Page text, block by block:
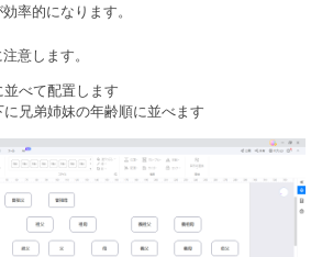
率的になります。
意します。
べて配置します
兄弟姉妹の年齢順に並べます